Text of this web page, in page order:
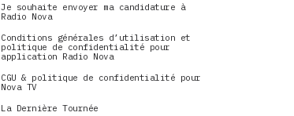
Je souhaite envoyer ma candidature à
Radio Nova
Conditions générales d’utilisation et
politique de confidentialité pour
application Radio Nova
CGU & politique de confidentialité pour
Nova TV
La Dernière Tournée